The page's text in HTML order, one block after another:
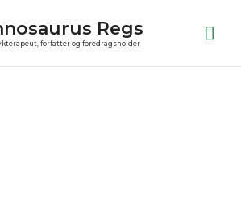
Regs
forfatter og foredragsholder